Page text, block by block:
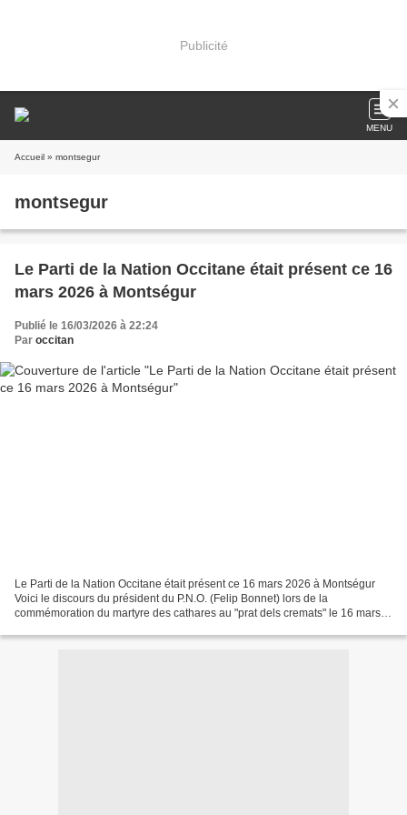
Publicité
MENU
Accueil » montsegur
montsegur
Le Parti de la Nation Occitane était présent ce 16
mars 2026 à Montségur
Publié le 16/03/2026 à 22:24
Par occitan
Le Parti de la Nation Occitane était présent ce 16 mars 2026 à Montségur
Voici le discours du président du P.N.O. (Felip Bonnet) lors de la
commémoration du martyre des cathares au "prat dels cremats" le 16 mars